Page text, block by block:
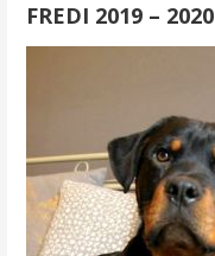
FREDI 2019 – 2020